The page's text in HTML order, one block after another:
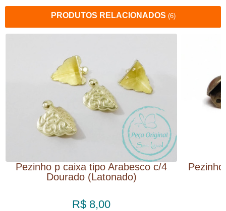
PRODUTOS RELACIONADOS (6)
Pezinho p caixa tipo Arabesco c/4
Dourado (Latonado)
R$ 8,00